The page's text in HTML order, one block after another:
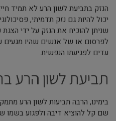
הנזק בתביעת לשון הרע לא תמיד
יכול להיות גם נזק תדמיתי,
שניתן להוכיח את הנזק על ידי
לפרסום או של אנשים שהיו מגעים
עדים לפגיעתו הנפשית.
תביעת לשון הרע
בימינו, הרבה תביעות לשון הרע
שם קל להוציא דיבה ולפגוע בשמו